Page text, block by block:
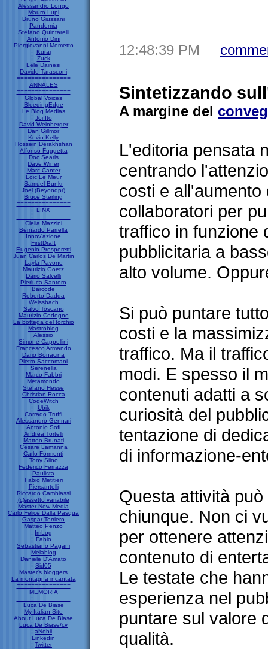
Alessandro Longo
Mauro Lupi
Bruno Giussani
Pandemia
Stefano Quintarelli
Antonio Dini
Piergiovanni Mometto
Kurai
Zuck
Lele Dainesi
Davide Tarasconi
===============
ANNALES
===============
Global Voices
BleedingEdge
Le Blog Medias
Joi Ito
David Weinberger
Dan Gillmor
Kevin Kelly
Hossein Derakhshan
Alfonso Fuggetta
Doc Searls
Dave Winer
Marc Canter
Loic Le Meur
Samuel Bunkr
Joel (Beyondpr)
Bruce Sterling
===============
LINX
===============
Clelia Mazzini
Bernardo Parrella
Innov'azione
FirstDraft
Eugenio Prosperetti
Juan Carlos De Martin
Layla Pavone
Maurizio Goetz
Dario Salvelli
Pierluca Santoro
Barcode
Roberto Dadda
Weissbach
Salvo Toscano
Maurizio Codogno
La bottega del torchio
Mastroblog
Alessio
Simone Cappellini
Francesco Armando
Dario Bonacina
Pietro Saccomani
Serenella
Marco Fabbri
Metamondo
Stefano Hesse
Christian Rocca
CodeWitch
Ubik
Corrado Truffi
Alessandro Gennari
Antonio Sofi
Andrea Tortelli
Matteo Brunati
Cesare Lamanna
Carlo Formenti
Tony Siino
Federico Ferrazza
Paulista
Fabio Metitieri
Piersantelli
Riccardo Cambiassi
(c)assetto variabile
Master New Media
Carlo Felice Dalla Pasqua
Gaspar Torriero
Matteo Penzo
ImLog
Fabio
Sebastiano Pagani
Melablog
Daniele D'Amato
Sid05
Master's bloggers
La montagna incantata
===============
MEMORIA
===============
Luca De Biase
My Italian Site
About Luca De Biase
Luca De Biase/cv
aNobii
Linkedin
Twitter
12:48:39 PM
Sintetizzando
A margine del
L'editoria pensata
centrando
costi e
collaboratori per
traffico in funzione
pubblicitaria a
alto volume.
Si può puntare
costi e la
traffico. Ma il
modi. E spesso il
contenuti adatti a
curiosità del
tentazione di
di informazione-
Questa attività
chiunque. Non ci
per ottenere
contenuto di
Le testate che
esperienza nel
puntare sul valore
qualità.